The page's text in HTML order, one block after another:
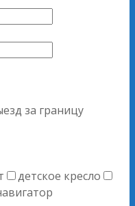
за границу
детское кресло